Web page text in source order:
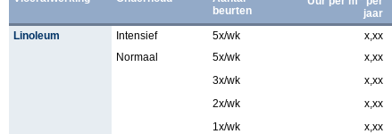
beurten
jaar
Linoleum
Intensief 5x/wk x,xx
Normaal
5x/wk x,xx
3x/wk
x,xx
2x/wk
x,xx
1x/wk
x,xx